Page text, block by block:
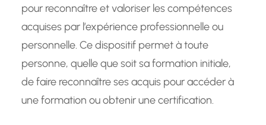
pour reconnaître et valoriser les compétences
acquises par l’expérience professionnelle ou
personnelle. Ce dispositif permet à toute
personne, quelle que soit sa formation initiale,
de faire reconnaître ses acquis pour accéder à
une formation ou obtenir une certification.